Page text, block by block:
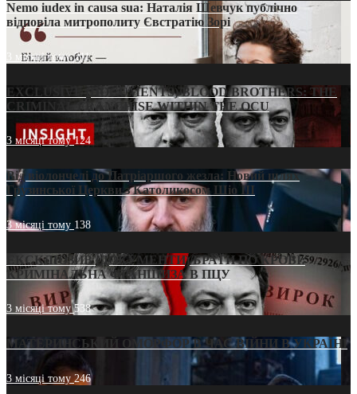
Nemo iudex in causa sua: Наталія Шевчук публічно
відповіла митрополиту Євстратію Зорі
3 місяці тому211
EXCLUSIVE (DOCUMENTS)/BLOOD BROTHERS: THE
CRIMINAL FRANCHISE WITHIN THE OCU
3 місяці тому124
Від віолончелі до Патріаршого жезла: Новий шлях
Грузинської Церкви з Католикосом Шіо III
3 місяці тому 138
ЕКСКЛЮЗИВ (ДОКУМЕНТИ)/БРАТИ ПО КРОВІ:
КРИМІНАЛЬНА ФРАНШИЗА В ПЦУ
3 місяці тому538
МАТЕРИНСЬКИЙ ОМОРФОР В ЧАС ВІЙНИ В УКРАЇНІ
3 місяці тому246